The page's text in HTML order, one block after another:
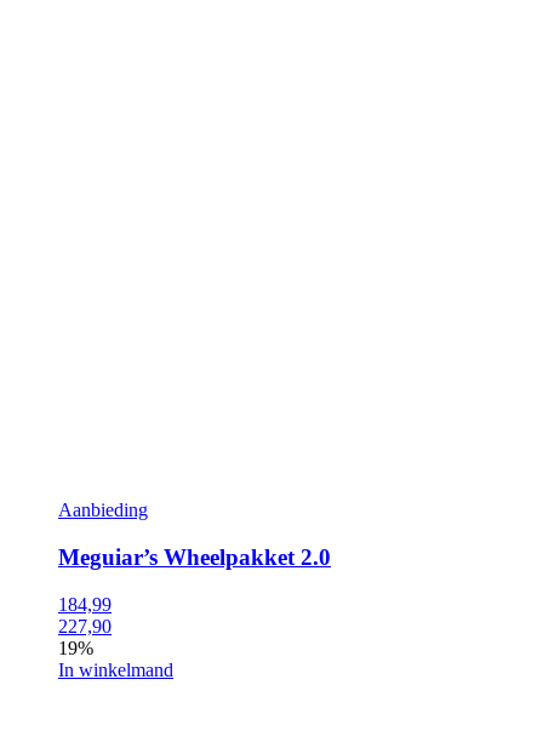
Aanbieding
Meguiar’s Wheelpakket 2.0
184,99
227,90
19%
In winkelmand